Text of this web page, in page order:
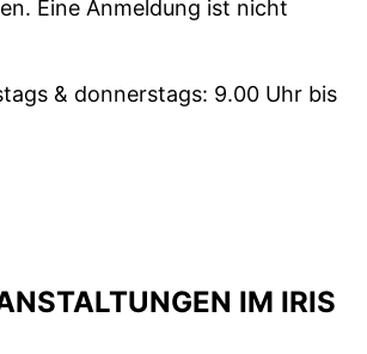
Eine Anmeldung ist nicht
& donnerstags: 9.00 Uhr bis
IM IRIS